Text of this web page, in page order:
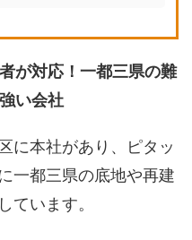
が対応！一都三県の難
い会社
に本社があり、ピタッ
一都三県の底地や再建
ています。